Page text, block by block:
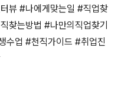
뷰 #나에게맞는일 #직업찾
찾는방법 #나만의직업찾기
수업 #천직가이드 #취업진